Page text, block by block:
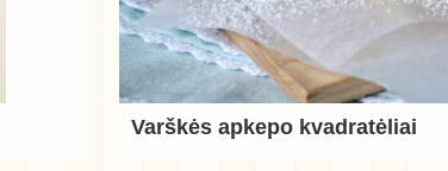
Varškės apkepo kvadratėliai